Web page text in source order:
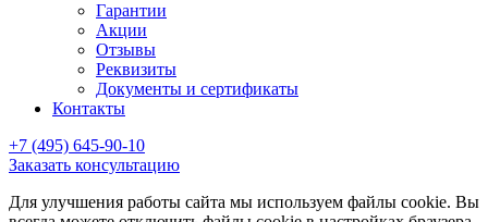
Гарантии
Акции
Отзывы
Реквизиты
Документы и сертификаты
Контакты
+7 (495) 645-90-10
Заказать консультацию
Для улучшения работы сайта мы используем файлы cookie. Вы